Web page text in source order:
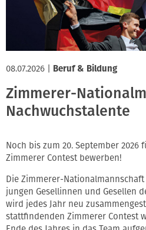
08.07.2026 Beruf & Bildung
Zimmerer-
Nachwuchstalente
Noch bis zum 20. September 2026
Zimmerer Contest bewerben!
Die Zimmerer-
jungen Gesellinnen und Gesellen
wird jedes Jahr neu
stattfindenden Zimmerer Contest